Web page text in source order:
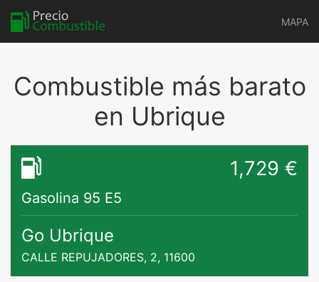
MAPA
Combustible más barato
en Ubrique
1,729 €
Gasolina 95 E5
Go Ubrique
CALLE REPUJADORES, 2, 11600